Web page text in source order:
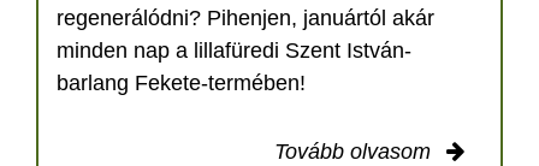
regenerálódni? Pihenjen, januártól akár
minden nap a lillafüredi Szent István-
barlang Fekete-termében!
Tovább olvasom